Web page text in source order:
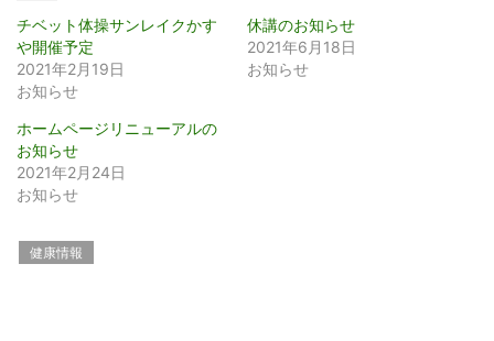
チベット体操サンレイクかす
や開催予定
2021年2月19日
お知らせ
休講のお知らせ
2021年6月18日
お知らせ
ホームページリニューアルの
お知らせ
2021年2月24日
お知らせ
健康情報